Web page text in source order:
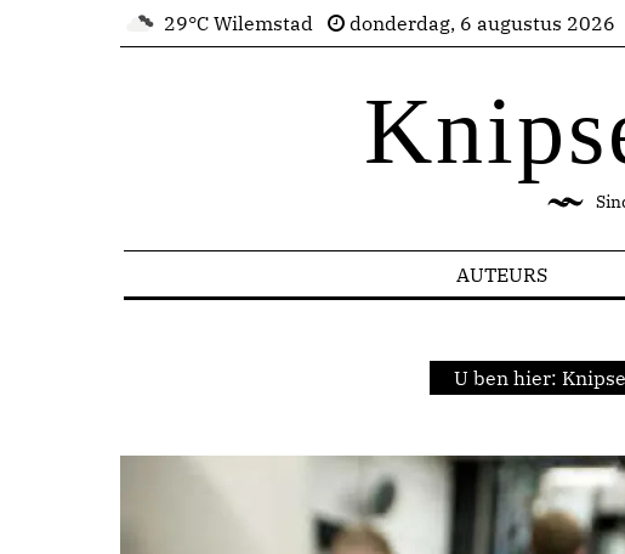
29°C Wilemstad donderdag, 6 augustus 2026
AUTEURS
U ben hier: